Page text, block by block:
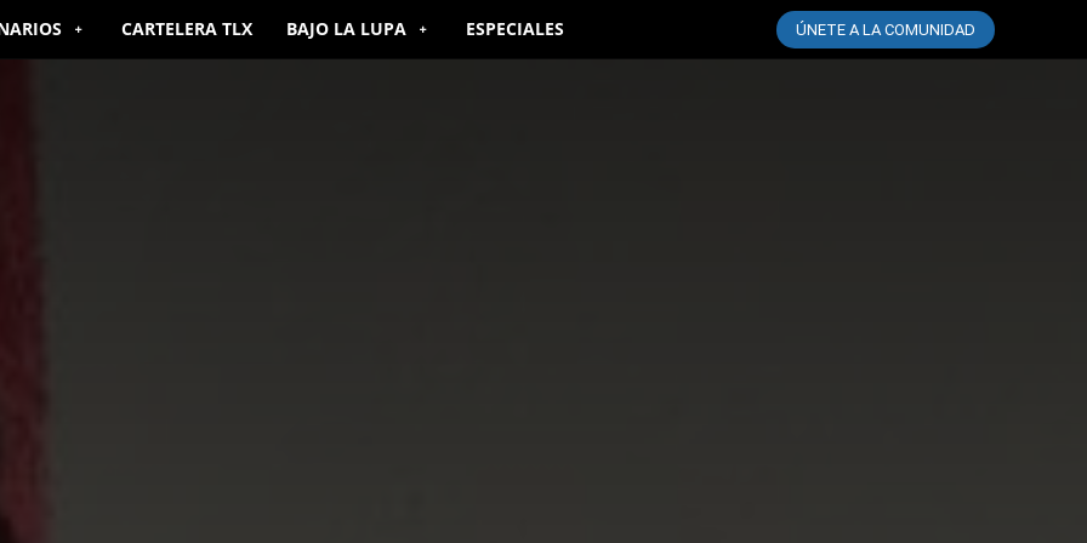
CARTELERA TLX BAJO LA LUPA ESPECIALES ÚNETE A LA COMUNIDAD